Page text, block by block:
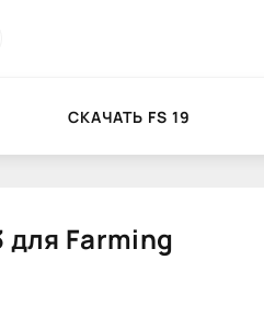
СКАЧАТЬ FS 19
для Farming